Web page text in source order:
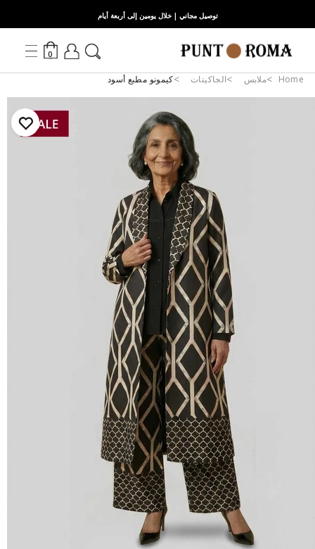
توصيل مجاني | خلال يومين إلى أربعة أيام
0
Home ملابس الجاكيتات كيمونو مطبع أسود